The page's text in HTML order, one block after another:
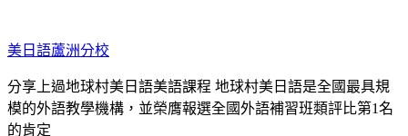
至
主
要
內
容
美日語蘆洲分校
分享上過地球村美日語美語課程 地球村美日語是全國最具規
模的外語教學機構，並榮膺報選全國外語補習班類評比第1名
的肯定